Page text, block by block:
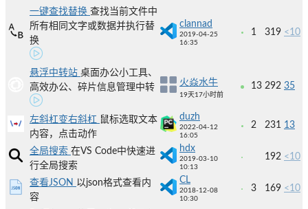
一键查找替换 查找当前文件中
所有相同文字或数据并执行替
换
clannad
2019-04-25
16:35
1 319 <10
悬浮中转站 桌面办公小工具、
高效办公、碎片信息管理中转
火焱水牛
19天17小时前
13 292 35
左斜杠变右斜杠
鼠标选取文本
内容，点击动作
duzh
2022-04-12
16:05
2 231 13
全局搜索 在VS Code中快速进
行全局搜索
hdx
2019-03-10
10:13
192 <10
查看JSON 以json格式查看内
容
CL
2018-12-08
10:30
3 169 <10